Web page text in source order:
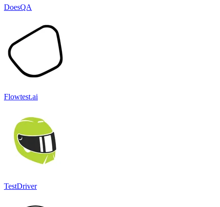
DoesQA
Flowtest.ai
TestDriver